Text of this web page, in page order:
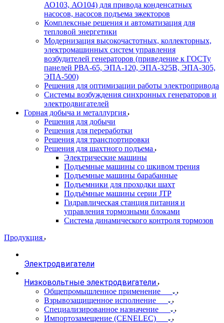
АО103, АО104) для привода конденсатных
насосов, насосов подъема эжекторов
Комплексные решения и автоматизация для
тепловой энергетики
Модернизация высокочастотных, коллекторных,
электромашинных систем управления
возбудителей генераторов (приведение к ГОСТу
панелей РВА-65, ЭПА-120, ЭПА-325В, ЭПА-305,
ЭПА-500)
Решения для оптимизации работы электропривода
Системы возбуждения синхронных генераторов и
электродвигателей
Горная добыча и металлургия
Решения для добычи
Решения для переработки
Решения для транспортировки
Решения для шахтного подъема
Электрические машины
Подъемные машины со шкивом трения
Подъемные машины барабанные
Подъемники для проходки шахт
Подъёмные машины серии JTP
Гидравлическая станция питания и
управления тормозными блоками
Система динамического контроля тормозов
Продукция
Электродвигатели
Низковольтные электродвигатели
Общепромышленное применение
Взрывозащищенное исполнение
Специализированное назначение
Импортозамещение (CENELEC)